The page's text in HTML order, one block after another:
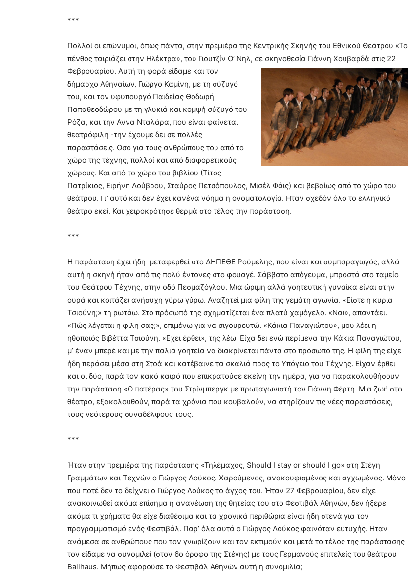
***
Πολλοί οι επώνυμοι, όπως πάντα, στην πρεμιέρα της Κεντρικής Σκηνής του Εθνικού Θεάτρου «Το
πένθος ταιριάζει στην Ηλέκτρα», του Γιουτζίν Ο’ Νηλ, σε σκηνοθεσία Γιάννη Χουβαρδά στις 22
Φεβρουαρίου. Αυτή τη φορά είδαμε και τον
δήμαρχο Αθηναίων, Γιώργο Καμίνη, με τη σύζυγό
του, και τον υφυπουργό Παιδείας Θοδωρή
Παπαθεοδώρου με τη γλυκιά και κομψή σύζυγό του
Ρόζα, και την Αννα Νταλάρα, που είναι φαίνεται
θεατρόφιλη -την έχουμε δει σε πολλές
παραστάσεις. Οσο για τους ανθρώπους του από το
χώρο της τέχνης, πολλοί και από διαφορετικούς
χώρους. Και από το χώρο του βιβλίου (Τίτος
Πατρίκιος, Ειρήνη Λούβρου, Σταύρος Πετσόπουλος, Μισέλ Φάις) και βεβαίως από το χώρο του
θεάτρου. Γι’ αυτό και δεν έχει κανένα νόημα η ονοματολογία. Ηταν σχεδόν όλο το ελληνικό
θεάτρο εκεί. Και χειροκρότησε θερμά στο τέλος την παράσταση.
***
Η παράσταση έχει ήδη μεταφερθεί στο ΔΗΠΕΘΕ Ρούμελης, που είναι και συμπαραγωγός, αλλά
αυτή η σκηνή ήταν από τις πολύ έντονες στο φουαγέ. Σάββατο απόγευμα, μπροστά στο ταμείο
του Θεάτρου Τέχνης, στην οδό Πεσμαζόγλου. Μια ώριμη αλλά γοητευτική γυναίκα είναι στην
ουρά και κοιτάζει ανήσυχη γύρω γύρω. Αναζητεί μια φίλη της γεμάτη αγωνία. «Είστε η κυρία
Τσιούνη;» τη ρωτάω. Στο πρόσωπό της σχηματίζεται ένα πλατύ χαμόγελο. «Ναι», απαντάει.
«Πώς λέγεται η φίλη σας;», επιμένω για να σιγουρευτώ. «Κάκια Παναγιώτου», μου λέει η
ηθοποιός Βιβέττα Τσιούνη. «Εχει έρθει», της λέω. Είχα δει ενώ περίμενα την Κάκια Παναγιώτου,
μ’ έναν μπερέ και με την παλιά γοητεία να διακρίνεται πάντα στο πρόσωπό της. Η φίλη της είχε
ήδη περάσει μέσα στη Στοά και κατέβαινε τα σκαλιά προς το Υπόγειο του Τέχνης. Είχαν έρθει
και οι δύο, παρά τον κακό καιρό που επικρατούσε εκείνη την ημέρα, για να παρακολουθήσουν
την παράσταση «Ο πατέρας» του Στρίνμπεργκ με πρωταγωνιστή τον Γιάννη Φέρτη. Μια ζωή στο
θέατρο, εξακολουθούν, παρά τα χρόνια που κουβαλούν, να στηρίζουν τις νέες παραστάσεις,
τους νεότερους συναδέλφους τους.
***
Ήταν στην πρεμιέρα της παράστασης «Τηλέμαχος, Should I stay or should I go» στη Στέγη
Γραμμάτων και Τεχνών ο Γιώργος Λούκος. Χαρούμενος, ανακουφισμένος και αγχωμένος. Μόνο
που ποτέ δεν το δείχνει ο Γιώργος Λούκος το άγχος του. Ήταν 27 Φεβρουαρίου, δεν είχε
ανακοινωθεί ακόμα επίσημα η ανανέωση της θητείας του στο Φεστιβάλ Αθηνών, δεν ήξερε
ακόμα τι χρήματα θα είχε διαθέσιμα και τα χρονικά περιθώρια είναι ήδη στενά για τον
προγραμματισμό ενός Φεστιβάλ. Παρ’ όλα αυτά ο Γιώργος Λούκος φαινόταν ευτυχής. Ηταν
ανάμεσα σε ανθρώπους που τον γνωρίζουν και τον εκτιμούν και μετά το τέλος της παράστασης
τον είδαμε να συνομιλεί (στον 6ο όροφο της Στέγης) με τους Γερμανούς επιτελείς του θεάτρου
Ballhaus. Μήπως αφορούσε το Φεστιβάλ Αθηνών αυτή η συνομιλία;